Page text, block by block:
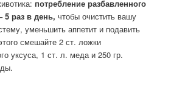
потребление разбавленного
5 раз в день, чтобы очистить вашу
уменьшить аппетит и подавить
смешайте 2 ст. ложки
уксуса, 1 ст. л. меда и 250 гр.